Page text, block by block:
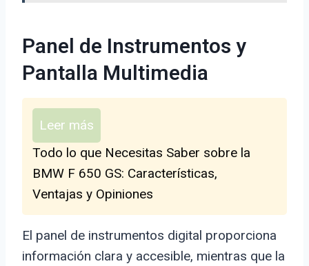
Panel de Instrumentos y
Pantalla Multimedia
Leer más
Todo lo que Necesitas Saber sobre la
BMW F 650 GS: Características,
Ventajas y Opiniones
El panel de instrumentos digital proporciona
información clara y accesible, mientras que la